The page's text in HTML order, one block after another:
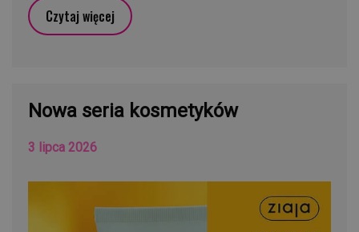
Czytaj więcej
Nowa seria kosmetyków
3 lipca 2026